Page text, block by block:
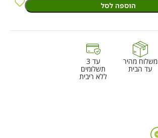
הוספה לסל
משלוח מהיר
עד הבית
עד 3
תשלומים
ללא ריבית